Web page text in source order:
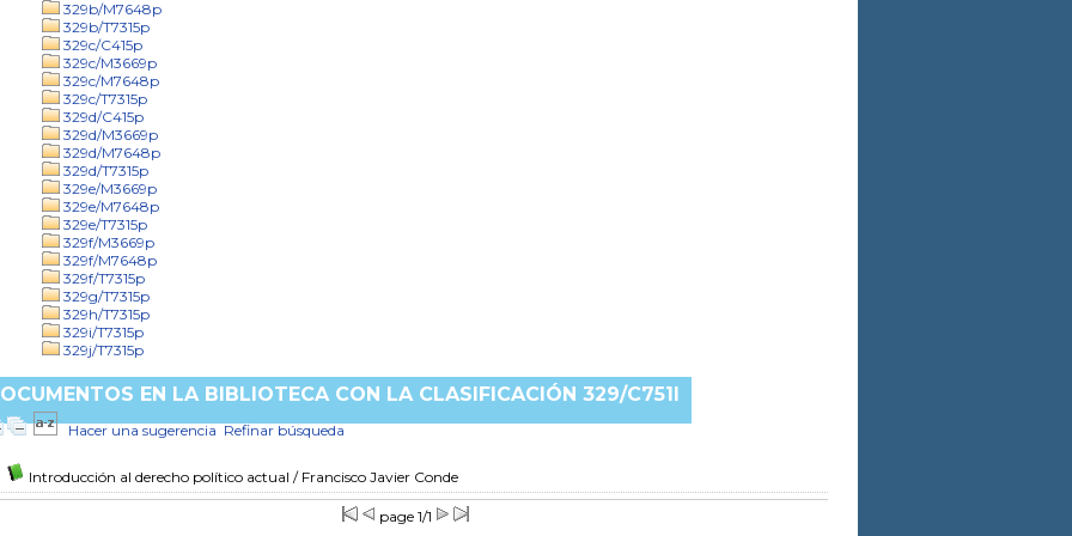
329b/M7648p
329b/T7315p
329c/C415p
329c/M3669p
329c/M7648p
329c/T7315p
329d/C415p
329d/M3669p
329d/M7648p
329d/T7315p
329e/M3669p
329e/M7648p
329e/T7315p
329f/M3669p
329f/M7648p
329f/T7315p
329g/T7315p
329h/T7315p
329i/T7315p
329j/T7315p
EN LA BIBLIOTECA CON LA CLASIFICACIÓN 329/C751I
Hacer una sugerencia Refinar búsqueda
Introducción al derecho político actual / Francisco Javier Conde
page 1/1